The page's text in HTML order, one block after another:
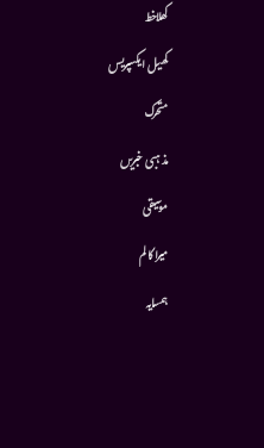
کھلاخط
کھیل ایکسپریس
متحرك
مذہبی خبریں
موسيقى
میرا کالم
ہمسایہ